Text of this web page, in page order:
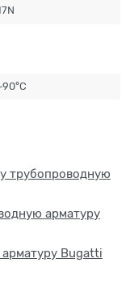
трубопроводную
арматуру
Bugatti